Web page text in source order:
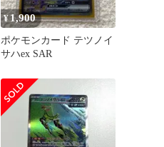
¥1,900
ポケモンカード テツノイ
サハex SAR